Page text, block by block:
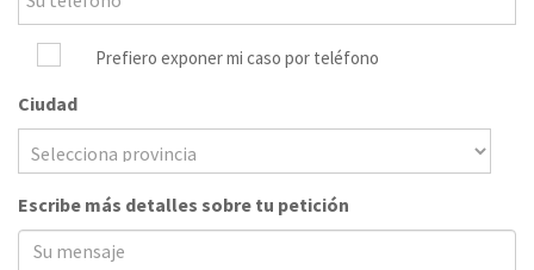
Prefiero exponer mi caso por teléfono
Ciudad
Escribe más detalles sobre tu petición